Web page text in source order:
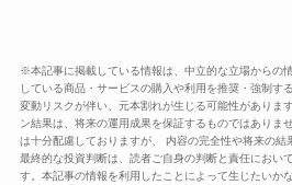
※本記事に掲載している情報は、中立的な立場からの
している商品・サービスの購入や利用を推奨・強制す
変動リスクが伴い、元本割れが生じる可能性がありま
ン結果は、将来の運用成果を保証するものではありま
は十分配慮しておりますが、 内容の完全性や将来の結
最終的な投資判断は、読者ご自身の判断と責任におい
す。本記事の情報を利用したことによって生じたいか